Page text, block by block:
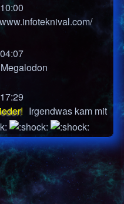
Irgendwas kam mit